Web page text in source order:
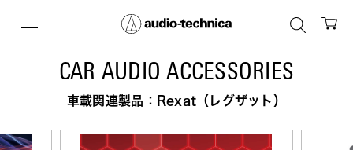
CAR AUDIO ACCESSORIES
車載関連製品：Rexat（レグザット）